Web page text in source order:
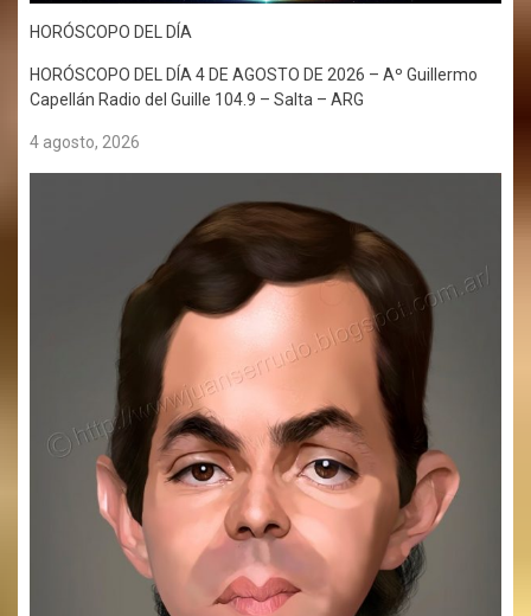
HORÓSCOPO DEL DÍA
HORÓSCOPO DEL DÍA 4 DE AGOSTO DE 2026 – Aº Guillermo
Capellán Radio del Guille 104.9 – Salta – ARG
4 agosto, 2026